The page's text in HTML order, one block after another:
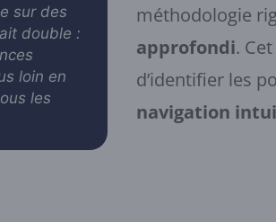
sur des
double :
loin en
les
méthodologie
approfondi.
d’identifier les
navigation